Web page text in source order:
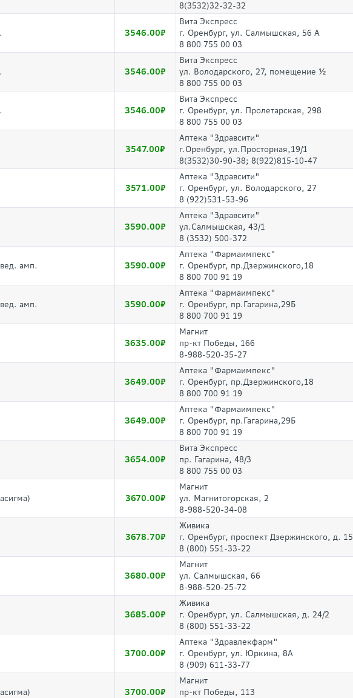
8(3532)32-32-32
3546.00
Вита Экспресс
г. Оренбург, ул. Салмышская, 56 А
8 800 755 00 03
3546.00
Вита Экспресс
ул. Володарского, 27, помещение ½
8 800 755 00 03
3546.00
Вита Экспресс
г. Оренбург, ул. Пролетарская, 298
8 800 755 00 03
3547.00
Аптека "Здравсити"
г.Оренбург, ул.Просторная,19/1
8(3532)30-90-38; 8(922)815-10-47
3571.00
Аптека "Здравсити"
г. Оренбург, ул. Володарского, 27
8 (922)531-53-96
3590.00
Аптека "Здравсити"
ул.Салмышская, 43/1
8 (3532) 500-372
амп. 3590.00
Аптека "Фармаимпекс"
г. Оренбург, пр.Дзержинского,18
8 800 700 91 19
амп. 3590.00
Аптека "Фармаимпекс"
г. Оренбург, пр.Гагарина,29Б
8 800 700 91 19
3635.00
Магнит
пр-кт Победы, 166
8-988-520-35-27
3649.00
Аптека "Фармаимпекс"
г. Оренбург, пр.Дзержинского,18
8 800 700 91 19
3649.00
Аптека "Фармаимпекс"
г. Оренбург, пр.Гагарина,29Б
8 800 700 91 19
3654.00
Вита Экспресс
пр. Гагарина, 48/3
8 800 755 00 03
3670.00
Магнит
ул. Магнитогорская, 2
8-988-520-34-08
3678.70
Живика
г. Оренбург, проспект Дзержинского, д. 15
8 (800) 551-33-22
3680.00
Магнит
ул. Салмышская, 66
8-988-520-25-72
3685.00
Живика
г. Оренбург, ул. Салмышская, д. 24/2
8 (800) 551-33-22
3700.00
Аптека "Здравлекфарм"
г. Оренбург, ул. Юркина, 8А
8 (909) 611-33-77
3700.00
Магнит
пр-кт Победы, 113